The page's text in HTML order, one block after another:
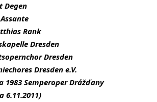
Degen
Rank
Dresden
Dresden
Dresden e.V.
1983 Semperoper Drážďany
6.11.2011)